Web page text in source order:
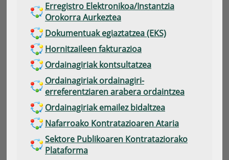
Erregistro Elektronikoa/Instantzia
Orokorra Aurkeztea
Dokumentuak egiaztatzea (EKS)
Hornitzaileen fakturazioa
Ordainagiriak kontsultatzea
Ordainagiriak ordainagiri-
erreferentziaren arabera ordaintzea
Ordainagiriak emailez bidaltzea
Nafarroako Kontratazioaren Ataria
Sektore Publikoaren Kontrataziorako
Plataforma